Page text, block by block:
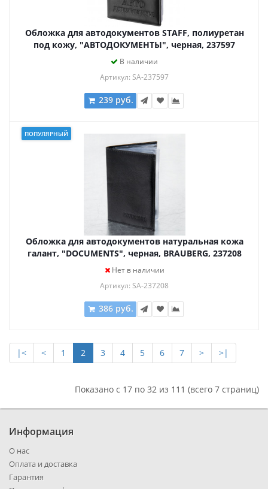
Обложка для автодокументов STAFF, полиуретан
под кожу, "АВТОДОКУМЕНТЫ", черная, 237597
В наличии
Артикул: SA-237597
239 руб.
ПОПУЛЯРНЫЙ
Обложка для автодокументов натуральная кожа
галант, "DOCUMENTS", черная, BRAUBERG, 237208
Нет в наличии
Артикул: SA-237208
386 руб.
|< < 1 2 3 4 5 6 7 > >|
Показано с 17 по 32 из 111 (всего 7 страниц)
Информация
О нас
Оплата и доставка
Гарантия